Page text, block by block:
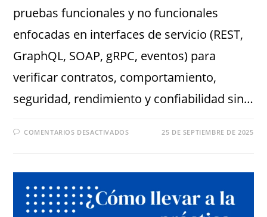
pruebas funcionales y no funcionales
enfocadas en interfaces de servicio (REST,
GraphQL, SOAP, gRPC, eventos) para
verificar contratos, comportamiento,
seguridad, rendimiento y confiabilidad sin…
COMENTARIOS DESACTIVADOS 25 DE SEPTIEMBRE DE 2025